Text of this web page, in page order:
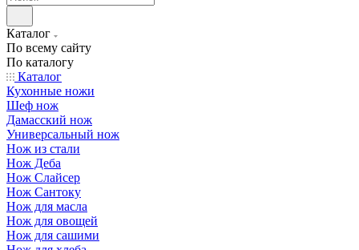
Каталог
По всему сайту
По каталогу
Каталог
Кухонные ножи
Шеф нож
Дамасский нож
Универсальный нож
Нож из стали
Нож Деба
Нож Слайсер
Нож Сантоку
Нож для масла
Нож для овощей
Нож для сашими